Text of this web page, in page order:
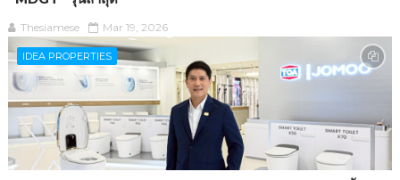
Thesiamese Mar 19, 2026
IDEA PROPERTIES